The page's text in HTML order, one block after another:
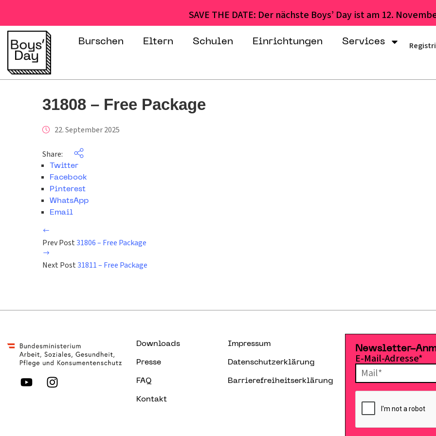
SAVE THE DATE: Der nächste Boys’ Day ist am 12.
Burschen Eltern Schulen Einrichtungen Services
31808 – Free Package
22. September 2025
Share:
Twitter
Facebook
Pinterest
WhatsApp
Email
Prev Post31806 – Free Package
Next Post31811 – Free Package
Downloads
Presse
FAQ
Kontakt
Impressum
Datenschutzerklärung
Barrierefreiheitserklärung
Newsletter-
E-Mail-Adresse*